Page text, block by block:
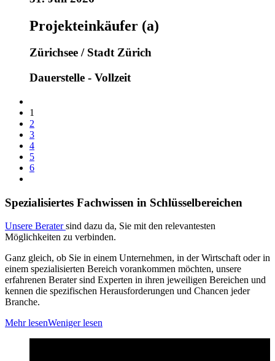
Projekteinkäufer (a)
Zürichsee / Stadt Zürich
Dauerstelle - Vollzeit
1
2
3
4
5
6
Spezialisiertes Fachwissen in Schlüsselbereichen
Unsere Beratersind dazu da, Sie mit den relevantesten
Möglichkeiten zu verbinden.
Ganz gleich, ob Sie in einem Unternehmen, in der Wirtschaft oder in
einem spezialisierten Bereich vorankommen möchten, unsere
erfahrenen Berater sind Experten in ihren jeweiligen Bereichen und
kennen die spezifischen Herausforderungen und Chancen jeder
Branche.
Mehr lesenWeniger lesen